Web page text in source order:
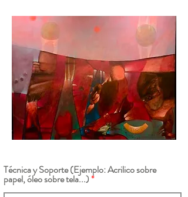
Técnica y Soporte (Ejemplo: Acrilico sobre
papel, óleo sobre tela...)